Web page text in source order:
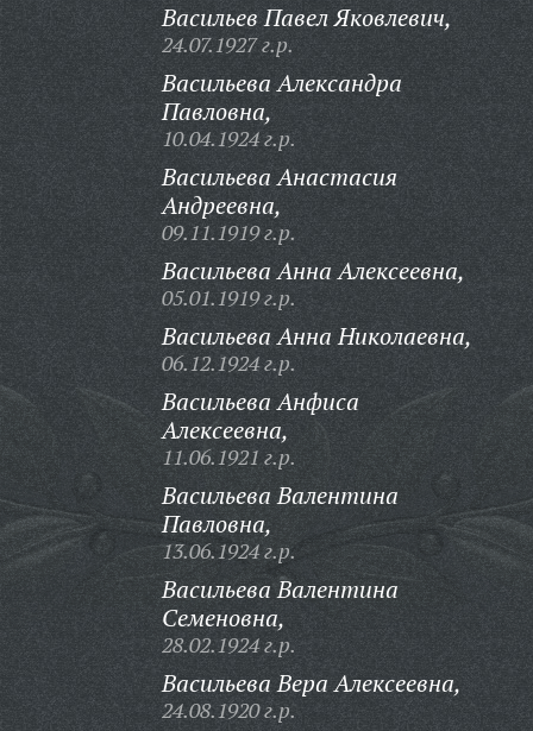
Васильев Павел Яковлевич,
24.07.1927 г.р.
Васильева Александра
Павловна,
10.04.1924 г.р.
Васильева Анастасия
Андреевна,
09.11.1919 г.р.
Васильева Анна Алексеевна,
05.01.1919 г.р.
Васильева Анна Николаевна,
06.12.1924 г.р.
Васильева Анфиса
Алексеевна,
11.06.1921 г.р.
Васильева Валентина
Павловна,
13.06.1924 г.р.
Васильева Валентина
Семеновна,
28.02.1924 г.р.
Васильева Вера Алексеевна,
24.08.1920 г.р.